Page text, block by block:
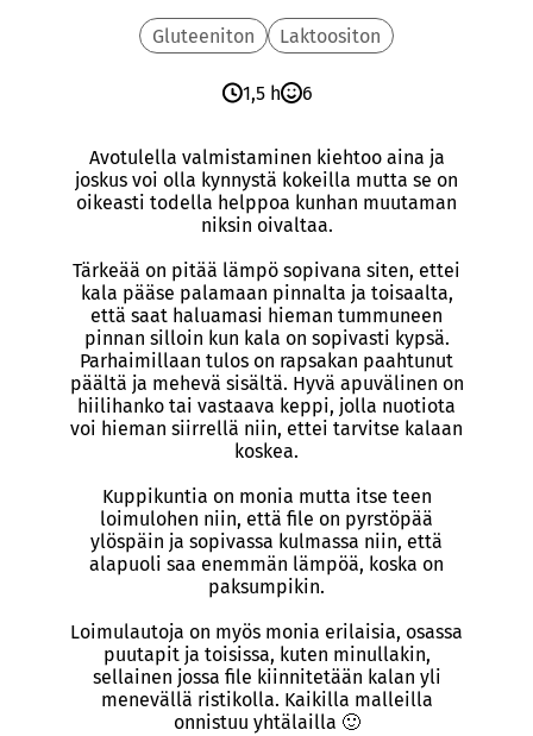
Gluteeniton Laktoositon
1,5 h 6
Avotulella valmistaminen kiehtoo aina ja
joskus voi olla kynnystä kokeilla mutta se on
oikeasti todella helppoa kunhan muutaman
niksin oivaltaa.
Tärkeää on pitää lämpö sopivana siten, ettei
kala pääse palamaan pinnalta ja toisaalta,
että saat haluamasi hieman tummuneen
pinnan silloin kun kala on sopivasti kypsä.
Parhaimillaan tulos on rapsakan paahtunut
päältä ja mehevä sisältä. Hyvä apuvälinen on
hiilihanko tai vastaava keppi, jolla nuotiota
voi hieman siirrellä niin, ettei tarvitse kalaan
koskea.
Kuppikuntia on monia mutta itse teen
loimulohen niin, että file on pyrstöpää
ylöspäin ja sopivassa kulmassa niin, että
alapuoli saa enemmän lämpöä, koska on
paksumpikin.
Loimulautoja on myös monia erilaisia, osassa
puutapit ja toisissa, kuten minullakin,
sellainen jossa file kiinnitetään kalan yli
menevällä ristikolla. Kaikilla malleilla
onnistuu yhtälailla 🙂